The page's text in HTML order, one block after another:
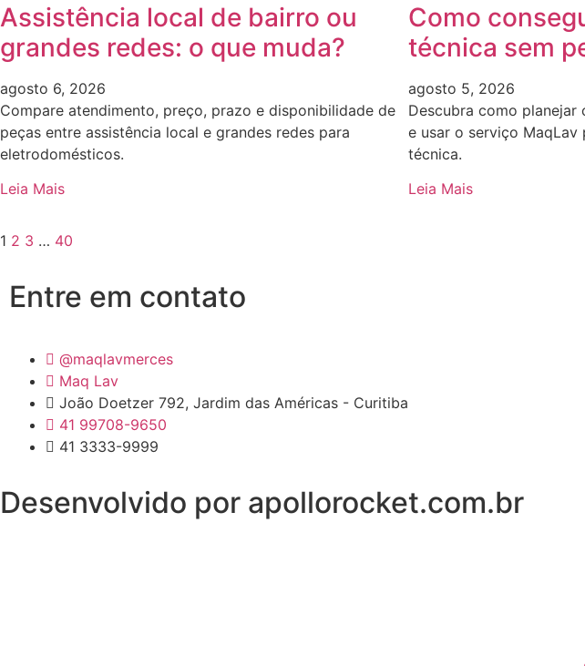
Assistência local de bairro ou
grandes redes: o que muda?
agosto 6, 2026
Compare atendimento, preço, prazo e disponibilidade de
peças entre assistência local e grandes redes para
eletrodomésticos.
Leia Mais
Como
técnica sem
agosto 5, 2026
Descubra como
e usar o serviço MaqLav
técnica.
Leia Mais
1 2 3 … 40
Entre em contato
@maqlavmerces
Maq Lav
João Doetzer 792, Jardim das Américas - Curitiba
41 99708-9650
41 3333-9999
Desenvolvido por apollorocket.com.br